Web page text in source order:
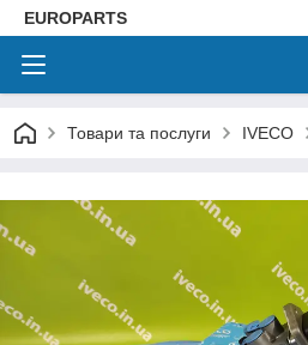
EUROPARTS
Товари та послуги IVECO